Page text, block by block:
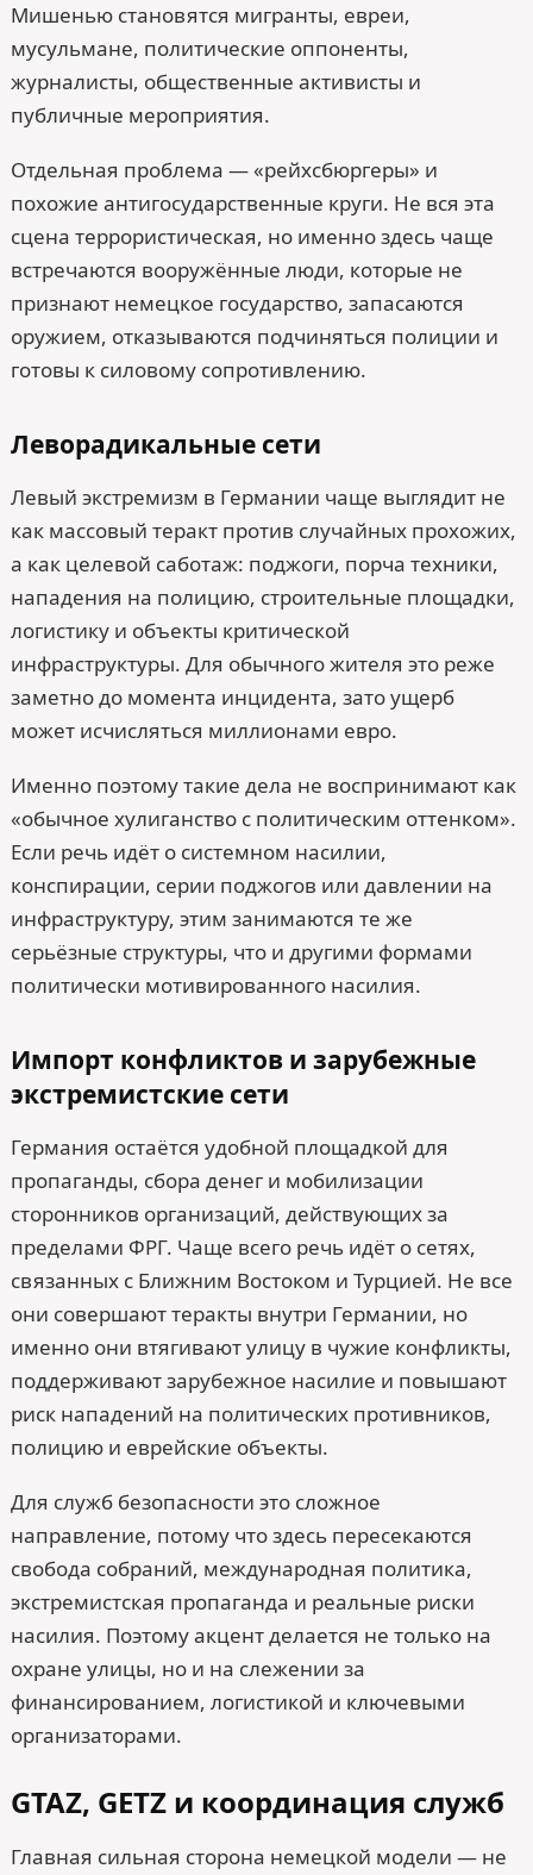
Мишенью становятся мигранты, евреи,
мусульмане, политические оппоненты,
журналисты, общественные активисты и
публичные мероприятия.
Отдельная проблема — «рейхсбюргеры» и
похожие антигосударственные круги. Не вся эта
сцена террористическая, но именно здесь чаще
встречаются вооружённые люди, которые не
признают немецкое государство, запасаются
оружием, отказываются подчиняться полиции и
готовы к силовому сопротивлению.
Леворадикальные сети
Левый экстремизм в Германии чаще выглядит не
как массовый теракт против случайных прохожих,
а как целевой саботаж: поджоги, порча техники,
нападения на полицию, строительные площадки,
логистику и объекты критической
инфраструктуры. Для обычного жителя это реже
заметно до момента инцидента, зато ущерб
может исчисляться миллионами евро.
Именно поэтому такие дела не воспринимают как
«обычное хулиганство с политическим оттенком».
Если речь идёт о системном насилии,
конспирации, серии поджогов или давлении на
инфраструктуру, этим занимаются те же
серьёзные структуры, что и другими формами
политически мотивированного насилия.
Импорт конфликтов и зарубежные
экстремистские сети
Германия остаётся удобной площадкой для
пропаганды, сбора денег и мобилизации
сторонников организаций, действующих за
пределами ФРГ. Чаще всего речь идёт о сетях,
связанных с Ближним Востоком и Турцией. Не все
они совершают теракты внутри Германии, но
именно они втягивают улицу в чужие конфликты,
поддерживают зарубежное насилие и повышают
риск нападений на политических противников,
полицию и еврейские объекты.
Для служб безопасности это сложное
направление, потому что здесь пересекаются
свобода собраний, международная политика,
экстремистская пропаганда и реальные риски
насилия. Поэтому акцент делается не только на
охране улицы, но и на слежении за
финансированием, логистикой и ключевыми
организаторами.
GTAZ, GETZ и координация служб
Главная сильная сторона немецкой модели — не